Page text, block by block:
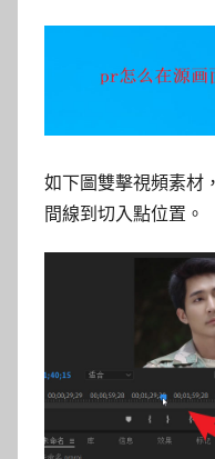
如下圖雙擊視頻素材
間線到切入點位置。